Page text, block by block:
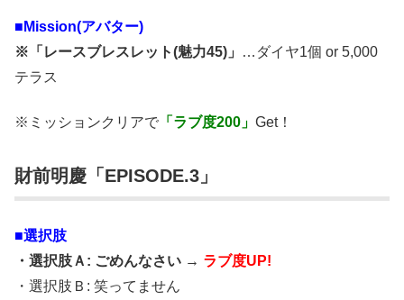
■ Mission(アバター)
※「レースブレスレット(魅力45)」
…ダイヤ1個 or 5,000
テラス
※ミッションクリアで 「ラブ度200」 Get！
財前明慶「EPISODE.3」
■選択肢
・選択肢Ａ: ごめんなさい → ラブ度UP!
・選択肢Ｂ: 笑ってません